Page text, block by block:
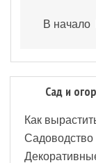
В начало
Сад и
Как
Садоводство